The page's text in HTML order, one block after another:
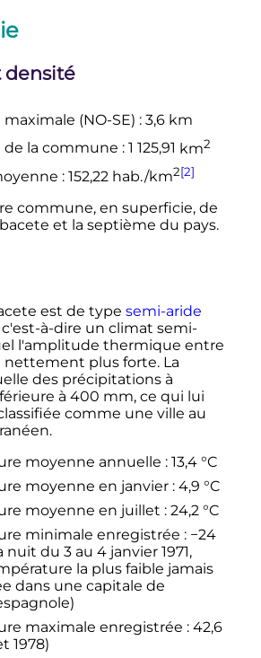
densité
(NO-SE) : 3,6 km
de la commune : 1 125,91 km2
: 152,22 hab./km2[2]
commune, en superficie, de
et la septième du pays.
est de type semi-aride
à-dire un climat semi-
l'amplitude thermique entre
nettement plus forte. La
des précipitations à
à 400 mm, ce qui lui
comme une ville au
moyenne annuelle : 13,4 °C
moyenne en janvier : 4,9 °C
moyenne en juillet : 24,2 °C
minimale enregistrée : −24
nuit du 3 au 4 janvier 1971,
la plus faible jamais
dans une capitale de
maximale enregistrée : 42,6
1978)